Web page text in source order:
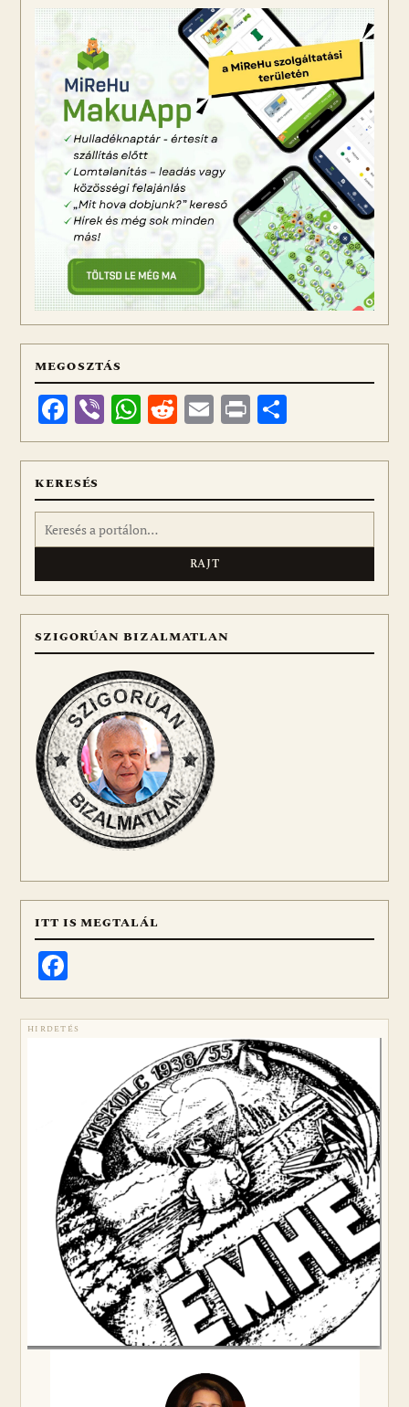
MEGOSZTÁS
Facebook
ViberWhatsApp
Reddit
Email
Print
meg
KERESÉS
Keresés:
SZIGORÚAN BIZALMATLAN
ITT IS MEGTALÁL
HIRDETÉS